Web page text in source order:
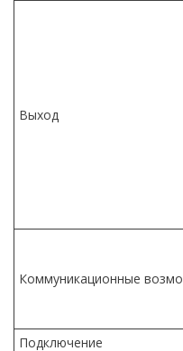
Выход
Коммуникационные
Подключение